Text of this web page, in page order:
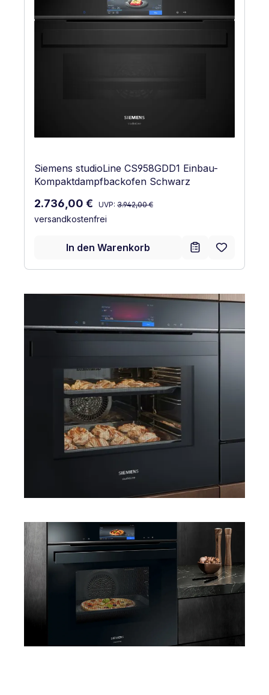
Siemens studioLine CS958GDD1 Einbau-
Kompaktdampfbackofen Schwarz
Verkaufspreis:
2.736,00 € Regulärer Preis:
UVP: 3.942,00 €
versandkostenfrei
In den Warenkorb